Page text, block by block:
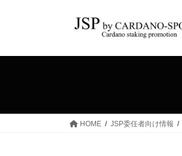
HOME JSP委任者向け情報